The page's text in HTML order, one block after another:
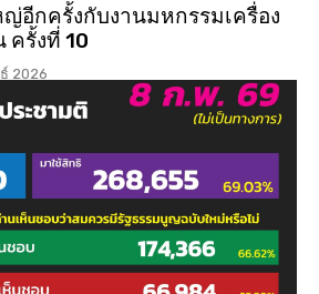
อีกครั้งกับงานมหกรรมเครื่อง
ครั้งที่ 10
2026